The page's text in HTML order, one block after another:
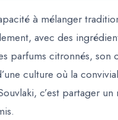
à mélanger
avec des
parfums citronnés, son
culture où la
c’est partager